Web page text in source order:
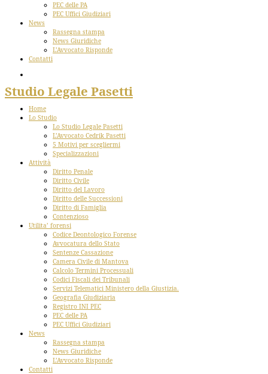
PEC delle PA
PEC Uffici Giudiziari
News
Rassegna stampa
News Giuridiche
L’Avvocato Risponde
Contatti
Studio Legale Pasetti
Home
Lo Studio
Lo Studio Legale Pasetti
L’Avvocato Cedrik Pasetti
5 Motivi per scegliermi
Specializzazioni
Attività
Diritto Penale
Diritto Civile
Diritto del Lavoro
Diritto delle Successioni
Diritto di Famiglia
Contenzioso
Utilita’ forensi
Codice Deontologico Forense
Avvocatura dello Stato
Sentenze Cassazione
Camera Civile di Mantova
Calcolo Termini Processuali
Codici Fiscali dei Tribunali
Servizi Telematici Ministero della Giustizia.
Geografia Giudiziaria
Registro INI PEC
PEC delle PA
PEC Uffici Giudiziari
News
Rassegna stampa
News Giuridiche
L’Avvocato Risponde
Contatti